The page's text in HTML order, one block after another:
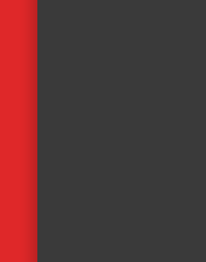
تطال عشرات